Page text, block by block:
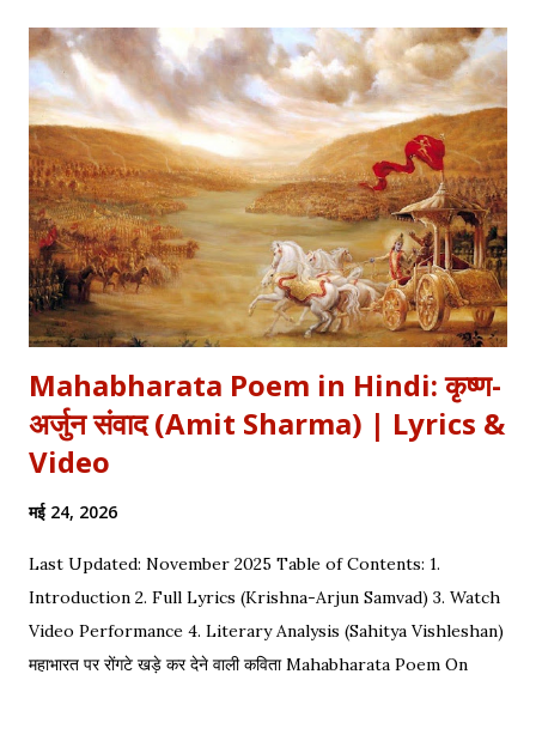
अपनी इच्छा से विद्रोह किया और इतिहास बदल दिया, ठीक वैसे ही जैसे हमने कुछ
औरतों की विद्रोही कहानियों में पढ़ा है। Exam Relevance (UPSC / NET
/ Academic) विषय: 1857 का स्वतंत्रता संग्राम (History) साहित्य: वीर रस
और राष्ट्रीय सांस्कृतिक काव्यधारा (Hindi Literature) महत्व: ...
Mahabharata Poem in Hindi: कृष्ण-
अर्जुन संवाद (Amit Sharma) | Lyrics &
Video
मई 24, 2026
Last Updated: November 2025 Table of Contents: 1.
Introduction 2. Full Lyrics (Krishna-Arjun Samvad) 3. Watch
Video Performance 4. Literary Analysis (Sahitya Vishleshan)
महाभारत पर रोंगटे खड़े कर देने वाली कविता Mahabharata Poem On